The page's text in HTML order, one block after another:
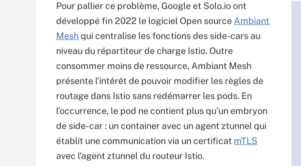
Pour pallier ce problème, Google et Solo.io ont
développé fin 2022 le logiciel Open source Ambiant
Meshqui centralise les fonctions des side-cars au
niveau du répartiteur de charge Istio. Outre
consommer moins de ressource, Ambiant Mesh
présente l’intérêt de pouvoir modifier les règles de
routage dans Istio sans redémarrer les pods. En
l’occurrence, le pod ne contient plus qu’un embryon
de side-car : un container avec un agent ztunnel qui
établit une communication via un certificat mTLS
avec l’agent ztunnel du routeur Istio.